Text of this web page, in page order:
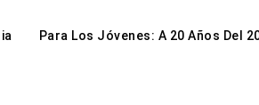
Para Los Jóvenes: A 20 Años Del